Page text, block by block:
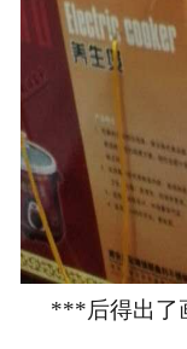
***后得出了